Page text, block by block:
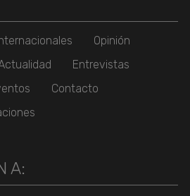
Opinión
Entrevistas
Contacto
A: